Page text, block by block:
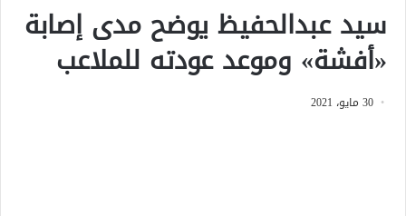
سيد عبدالحفيظ يوضح مدى إصابة
«أفشة» وموعد عودته للملاعب
30 مايو، 2021